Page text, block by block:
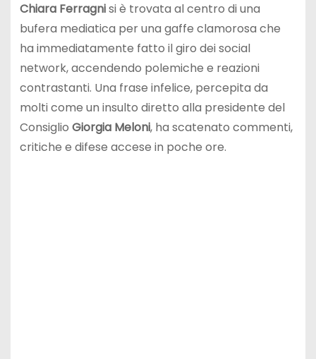
Chiara Ferragnisi è trovata al centro di una
bufera mediatica per una gaffe clamorosa che
ha immediatamente fatto il giro dei social
network, accendendo polemiche e reazioni
contrastanti. Una frase infelice, percepita da
molti come un insulto diretto alla presidente del
Consiglio Giorgia Meloni, ha scatenato commenti,
critiche e difese accese in poche ore.